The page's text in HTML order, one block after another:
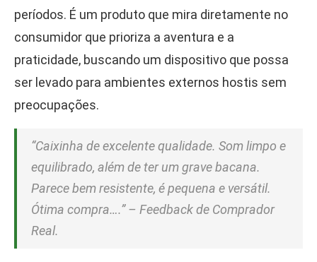
períodos. É um produto que mira diretamente no
consumidor que prioriza a aventura e a
praticidade, buscando um dispositivo que possa
ser levado para ambientes externos hostis sem
preocupações.
“Caixinha de excelente qualidade. Som limpo e
equilibrado, além de ter um grave bacana.
Parece bem resistente, é pequena e versátil.
Ótima compra….” – Feedback de Comprador
Real.